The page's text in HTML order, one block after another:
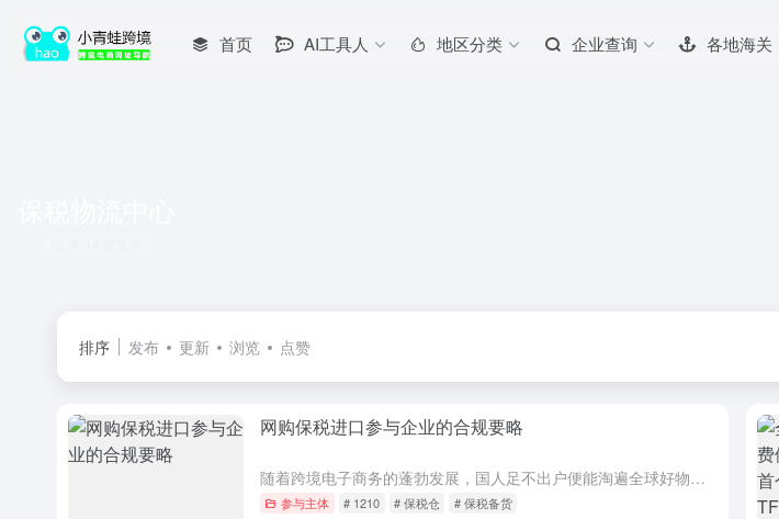
首页 AI工具人 地区分类 企业查询 各地海关
排序 发布 更新 浏览 点赞
网购保税进口参与企业的合规要略
随着跨境电子商务的蓬勃发展，国人足不出户便能淘遍全球好物。目前，在跨境电商零售进口模式中，最常见的是“1210”“1239”和“9610”模式；其中，网购保税进口（海关监管方式代码“1210”）（以下...
参与主体 # 1210 # 保税仓 # 保税备货